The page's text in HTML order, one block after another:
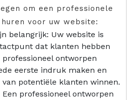
om een professionele
voor uw website:
belangrijk: Uw website is
dat klanten hebben
ontworpen
eerste indruk maken en
potentiële klanten winnen.
professioneel ontworpen